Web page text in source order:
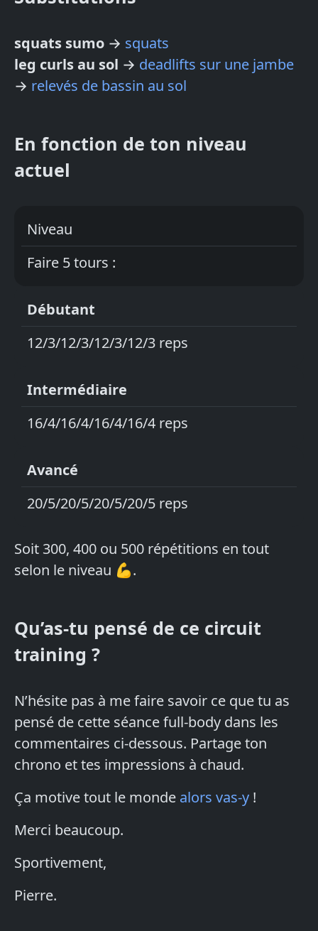
squats sumo → squats
leg curls au sol → deadlifts sur une jambe
→ relevés de bassin au sol
En fonction de ton niveau
actuel
Niveau
Faire 5 tours :
Débutant
12/3/12/3/12/3/12/3 reps
Intermédiaire
16/4/16/4/16/4/16/4 reps
Avancé
20/5/20/5/20/5/20/5 reps
Soit 300, 400 ou 500 répétitions en tout
selon le niveau 💪.
Qu’as-tu pensé de ce circuit
training ?
N’hésite pas à me faire savoir ce que tu as
pensé de cette séance full-body dans les
commentaires ci-dessous. Partage ton
chrono et tes impressions à chaud.
Ça motive tout le monde alors vas-y !
Merci beaucoup.
Sportivement,
Pierre.